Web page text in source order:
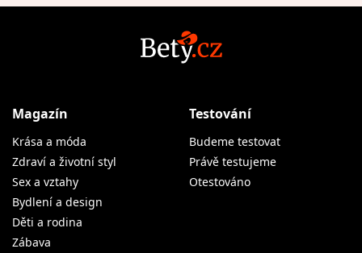
Magazín
Krása a móda
Zdraví a životní styl
Sex a vztahy
Bydlení a design
Děti a rodina
Zábava
Testování
Budeme testovat
Právě testujeme
Otestováno